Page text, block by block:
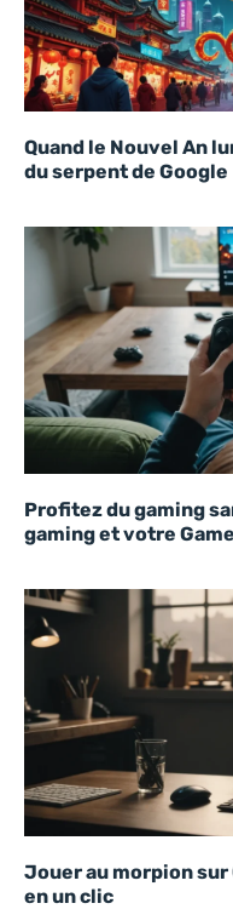
Quand le Nouvel An
du serpent de Google
Profitez du gaming
gaming et votre
Jouer au morpion
en un clic